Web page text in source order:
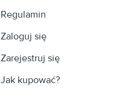
Naturalny kolor dębu
uniwersalność tego
indywidualnego stylu.
gustu i dbałości o
Regulamin
Zaloguj się
Zarejestruj się
Jak kupować?